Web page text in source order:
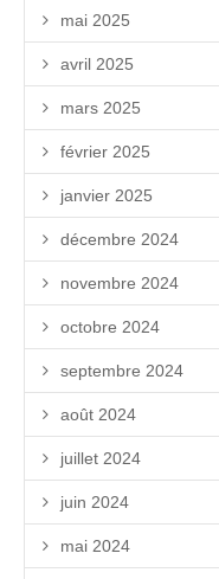
mai 2025
avril 2025
mars 2025
février 2025
janvier 2025
décembre 2024
novembre 2024
octobre 2024
septembre 2024
août 2024
juillet 2024
juin 2024
mai 2024